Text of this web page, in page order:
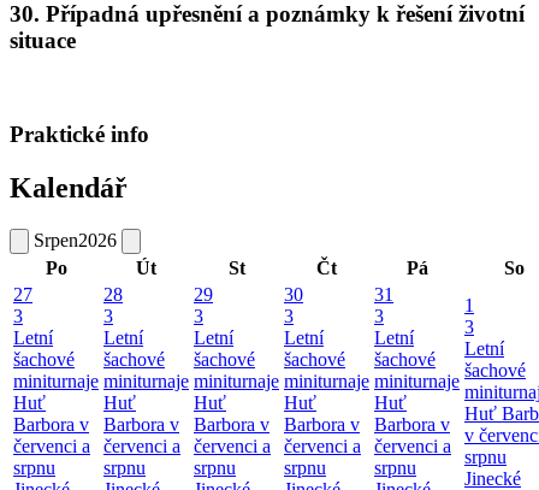
30. Případná upřesnění a poznámky k řešení životní
situace
Praktické info
Kalendář
Srpen2026
Po
Út St Čt Pá
So
27
3
Letní
šachové
miniturnaje
Huť
Barbora v
červenci a
srpnu
28
3
Letní
šachové
miniturnaje
Huť
Barbora v
červenci a
srpnu
29
3
Letní
šachové
miniturnaje
Huť
Barbora v
červenci a
srpnu
30
3
Letní
šachové
miniturnaje
Huť
Barbora v
červenci a
srpnu
31
3
Letní
šachové
miniturnaje
Huť
Barbora v
červenci a
srpnu
1
3
Letní
šachové
Huť
v
srpnu
Jinecké